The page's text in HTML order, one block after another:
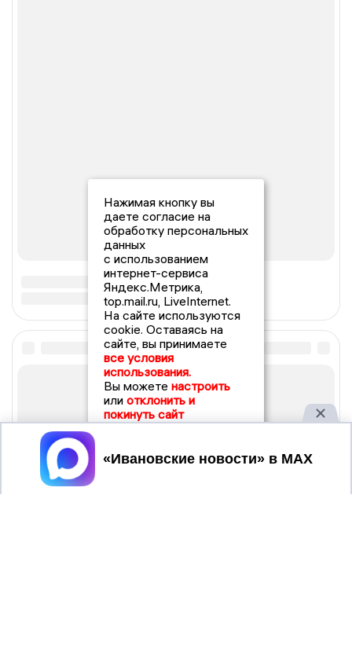
Нажимая кнопку вы
даете согласие на
обработку персональных
данных
с использованием
интернет-сервиса
Яндекс.Метрика,
top.mail.ru, LiveInternet.
На сайте используются
cookie. Оставаясь на
сайте, вы принимаете
все условия
использования.
Вы можете настроить
или отклонить и
покинуть сайт
Принять